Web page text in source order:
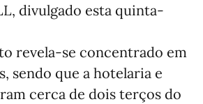
divulgado esta quinta-
revela-se concentrado em
sendo que a hotelaria e
cerca de dois terços do